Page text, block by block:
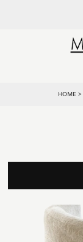
HOME >